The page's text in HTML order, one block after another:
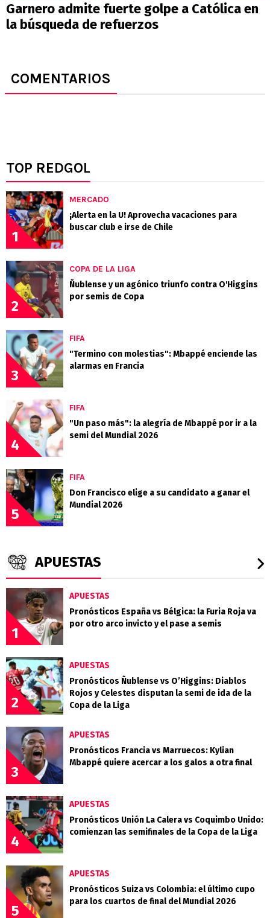
Garnero admite fuerte golpe a Católica en
la búsqueda de refuerzos
COMENTARIOS
TOP REDGOL
1
MERCADO
¡Alerta en la U! Aprovecha vacaciones para
buscar club e irse de Chile
2
COPA DE LA LIGA
Ñublense y un agónico triunfo contra O'Higgins
por semis de Copa
3
FIFA
"Termino con molestias": Mbappé enciende las
alarmas en Francia
4
FIFA
"Un paso más": la alegría de Mbappé por ir a la
semi del Mundial 2026
5
FIFA
Don Francisco elige a su candidato a ganar el
Mundial 2026
APUESTAS
1
APUESTAS
Pronósticos España vs Bélgica: la Furia Roja va
por otro arco invicto y el pase a semis
2
APUESTAS
Pronósticos Ñublense vs O’Higgins: Diablos
Rojos y Celestes disputan la semi de ida de la
Copa de la Liga
3
APUESTAS
Pronósticos Francia vs Marruecos: Kylian
Mbappé quiere acercar a los galos a otra final
4
APUESTAS
Pronósticos Unión La Calera vs Coquimbo Unido:
comienzan las semifinales de la Copa de la Liga
5
APUESTAS
Pronósticos Suiza vs Colombia: el último cupo
para los cuartos de final del Mundial 2026